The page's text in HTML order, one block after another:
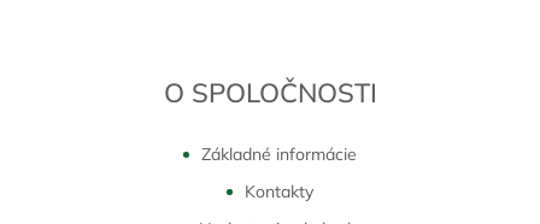
O SPOLOČNOSTI
Základné informácie
Kontakty